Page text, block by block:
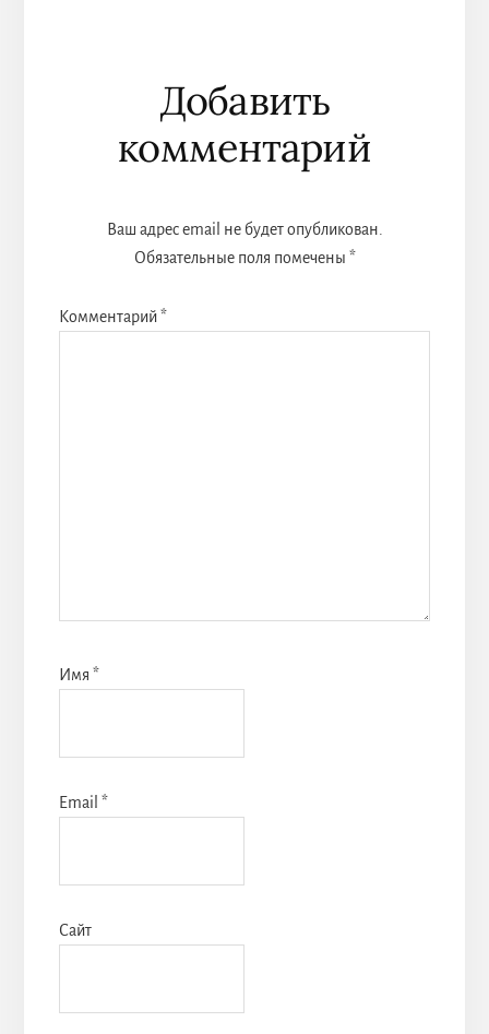
Reader
Interactions
Добавить
комментарий
Ваш адрес email не будет опубликован.
Обязательные поля помечены *
Комментарий*
Имя *
Email *
Сайт